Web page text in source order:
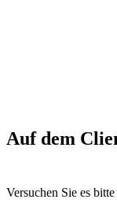
Auf dem
Versuchen Sie es